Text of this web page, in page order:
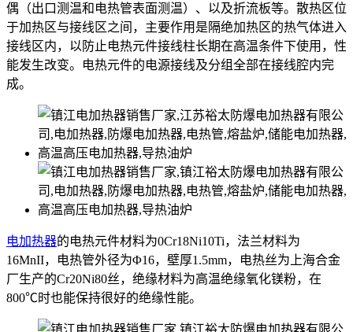
偶（出口测温和电热管表面测温）、以及折流板等。散热区位
于加热区与接线区之间，主要作用是隔绝加热区的热气体进入
接线区内，以防止电热元件接线柱长期在高温条件下使用，性
能发生改变。电热元件的电源接线及分组全部在接线腔内完
成。
电加热器的电热元件材料为0Cr18Ni10Ti，法兰材料为
16MnII，电热管外径为Φ16，壁厚1.5mm，电热丝为上海合金
厂生产的Cr20Ni80丝，绝缘材料为高温绝缘氧化镁粉，在
800℃时也能保持很好的绝缘性能。